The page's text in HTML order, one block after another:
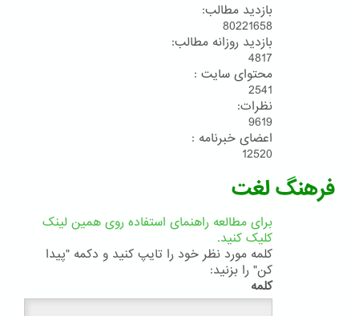
بازدید مطالب:
80221658
بازدید روزانه مطالب:
4817
محتوای سایت :
2541
نظرات:
9619
اعضای خبرنامه :
12520
فرهنگ لغت
برای مطالعه راهنمای استفاده روی همین لینک
کلیک کنید.
کلمه مورد نظر خود را تایپ کنید و دکمه "پیدا
کن" را بزنید:
کلمه